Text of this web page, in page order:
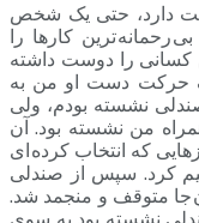
دارد، حتی یک شخص
رحمانه ترین کارها را
کسانی را دوست داشته
حرکت دست او من به
نشسته بودم، ولی
من نشسته بود. آن
که انتخاب کرده ای
کرد. سپس از صندلی
جا متوقف و منجمد شد.